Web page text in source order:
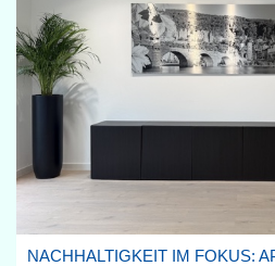
NACHHALTIGKEIT IM FOKUS: